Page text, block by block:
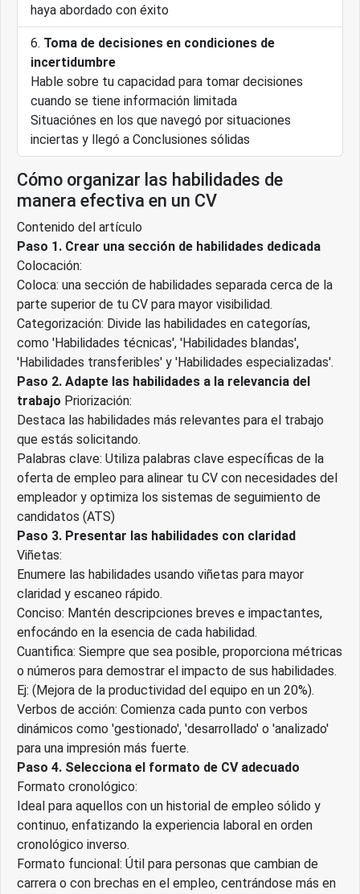
haya abordado con éxito
Toma de decisiones en condiciones de
incertidumbre
Hable sobre tu capacidad para tomar decisiones
cuando se tiene información limitada
Situaciónes en los que navegó por situaciones
inciertas y llegó a Conclusiones sólidas
Cómo organizar las habilidades de
manera efectiva en un CV
Contenido del artículo
Paso 1. Crear una sección de habilidades dedicada
Colocación:
Coloca: una sección de habilidades separada cerca de la
parte superior de tu CV para mayor visibilidad.
Categorización: Divide las habilidades en categorías,
como 'Habilidades técnicas', 'Habilidades blandas',
'Habilidades transferibles' y 'Habilidades especializadas'.
Paso 2. Adapte las habilidades a la relevancia del
trabajo Priorización:
Destaca las habilidades más relevantes para el trabajo
que estás solicitando.
Palabras clave: Utiliza palabras clave específicas de la
oferta de empleo para alinear tu CV con necesidades del
empleador y optimiza los sistemas de seguimiento de
candidatos (ATS)
Paso 3. Presentar las habilidades con claridad
Viñetas:
Enumere las habilidades usando viñetas para mayor
claridad y escaneo rápido.
Conciso: Mantén descripciones breves e impactantes,
enfocándo en la esencia de cada habilidad.
Cuantifica: Siempre que sea posible, proporciona métricas
o números para demostrar el impacto de sus habilidades.
Ej: (Mejora de la productividad del equipo en un 20%).
Verbos de acción: Comienza cada punto con verbos
dinámicos como 'gestionado', 'desarrollado' o 'analizado'
para una impresión más fuerte.
Paso 4. Selecciona el formato de CV adecuado
Formato cronológico:
Ideal para aquellos con un historial de empleo sólido y
continuo, enfatizando la experiencia laboral en orden
cronológico inverso.
Formato funcional: Útil para personas que cambian de
carrera o con brechas en el empleo, centrándose más en